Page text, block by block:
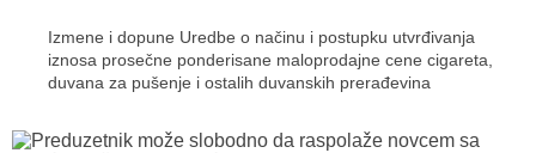
Izmene i dopune Uredbe o načinu i postupku utvrđivanja
iznosa prosečne ponderisane maloprodajne cene cigareta,
duvana za pušenje i ostalih duvanskih prerađevina